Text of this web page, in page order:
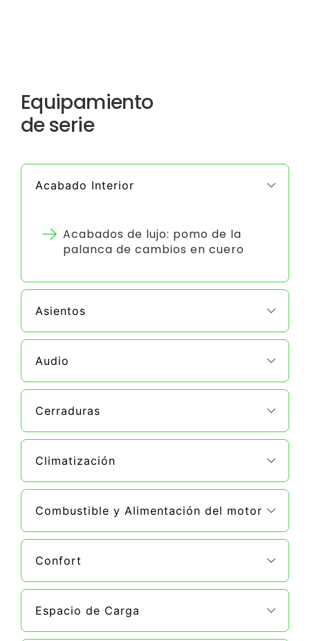
Equipamiento
de serie
Acabado Interior
Acabados de lujo: pomo de la
palanca de cambios en cuero
Asientos
Audio
Cerraduras
Climatización
Combustible y Alimentación del motor
Confort
Espacio de Carga